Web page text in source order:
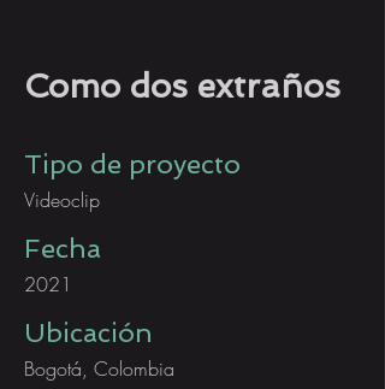
Como dos extraños
Tipo de proyecto
Videoclip
Fecha
2021
Ubicación
Bogotá, Colombia